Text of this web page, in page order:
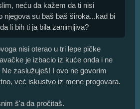
neću da kažem da ti nisi
njegova su baš baš široka...kad bi
li bih ti ja bila zanimljiva?
nisi oterao u tri lepe pičke
je izbacio iz kuće onda i ne
Ne zaslužuješ! I ovo ne govorim
već iskustvo iz mene progovara.
š'a da pročitaš.